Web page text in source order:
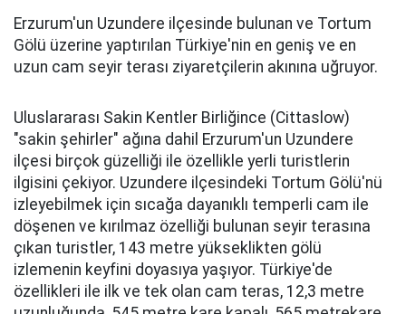
Erzurum'un Uzundere ilçesinde bulunan ve Tortum
Gölü üzerine yaptırılan Türkiye'nin en geniş ve en
uzun cam seyir terası ziyaretçilerin akınına uğruyor.
Uluslararası Sakin Kentler Birliğince (Cittaslow)
"sakin şehirler" ağına dahil Erzurum'un Uzundere
ilçesi birçok güzelliği ile özellikle yerli turistlerin
ilgisini çekiyor. Uzundere ilçesindeki Tortum Gölü'nü
izleyebilmek için sıcağa dayanıklı temperli cam ile
döşenen ve kırılmaz özelliği bulunan seyir terasına
çıkan turistler, 143 metre yükseklikten gölü
izlemenin keyfini doyasıya yaşıyor. Türkiye'de
özellikleri ile ilk ve tek olan cam teras, 12,3 metre